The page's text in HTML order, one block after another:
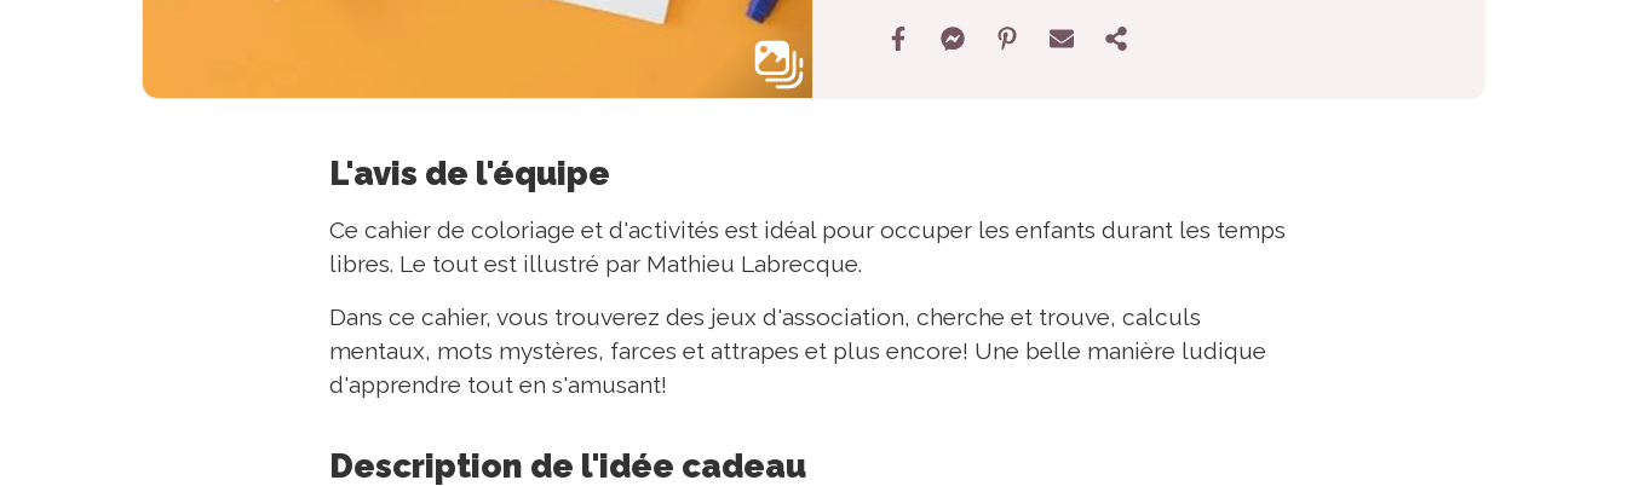
L'avis de l'équipe
Ce cahier de coloriage et d'activités est idéal pour occuper les enfants durant les temps
libres. Le tout est illustré par Mathieu Labrecque.
Dans ce cahier, vous trouverez des jeux d'association, cherche et trouve, calculs
mentaux, mots mystères, farces et attrapes et plus encore! Une belle manière ludique
d'apprendre tout en s'amusant!
Description de l'idée cadeau